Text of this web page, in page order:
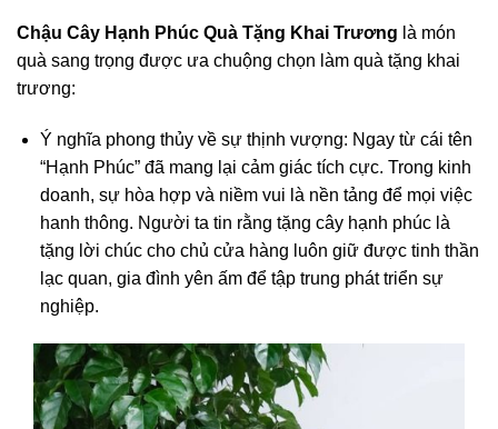
Chậu Cây Hạnh Phúc Quà Tặng Khai Trương là món
quà sang trọng được ưa chuộng chọn làm quà tặng khai
trương:
Ý nghĩa phong thủy về sự thịnh vượng: Ngay từ cái tên
“Hạnh Phúc” đã mang lại cảm giác tích cực. Trong kinh
doanh, sự hòa hợp và niềm vui là nền tảng để mọi việc
hanh thông. Người ta tin rằng tặng cây hạnh phúc là
tặng lời chúc cho chủ cửa hàng luôn giữ được tinh thần
lạc quan, gia đình yên ấm để tập trung phát triển sự
nghiệp.